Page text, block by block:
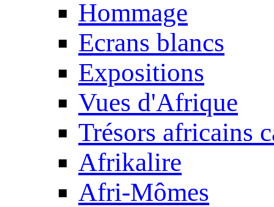
Hommage
Ecrans blancs
Expositions
Vues d'Afrique
Trésors africains
Afrikalire
Afri-Mômes